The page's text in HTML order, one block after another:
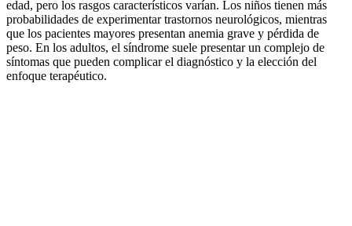
edad, pero los rasgos característicos varían. Los niños tienen más
probabilidades de experimentar trastornos neurológicos, mientras
que los pacientes mayores presentan anemia grave y pérdida de
peso. En los adultos, el síndrome suele presentar un complejo de
síntomas que pueden complicar el diagnóstico y la elección del
enfoque terapéutico.